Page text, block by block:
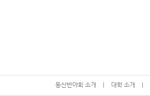
동산반야회 소개 | 대학 소개 |